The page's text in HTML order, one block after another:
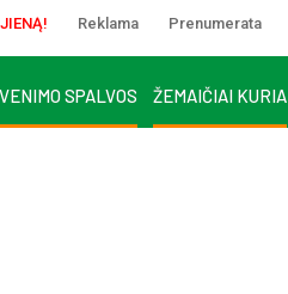
Reklama Prenumerata
SPALVOS ŽEMAIČIAI KURIA